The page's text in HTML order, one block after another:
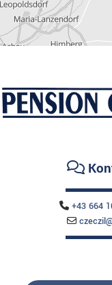

 +43 664
